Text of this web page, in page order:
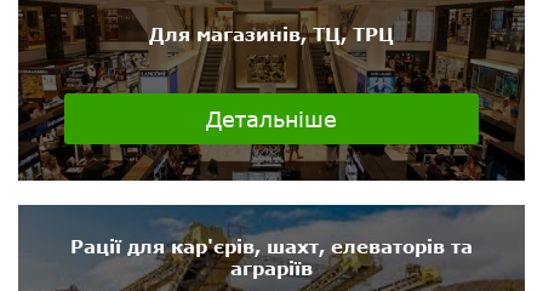
Для магазинів, ТЦ, ТРЦ
Детальніше
Рації для кар'єрів, шахт, елеваторів та
аграріїв